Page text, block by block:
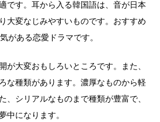
です。耳から入る韓国語は、音が日本
大変なじみやすいものです。おすすめ
がある恋愛ドラマです。
が大変おもしろいところです。また、
な種類があります。濃厚なものから軽
、シリアルなものまで種類が豊富で、
中になります。